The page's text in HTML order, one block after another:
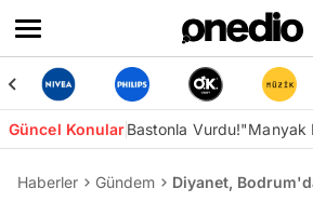
Güncel KonularBastonla Vurdu!"Manyak
Haberler Gündem Diyanet,